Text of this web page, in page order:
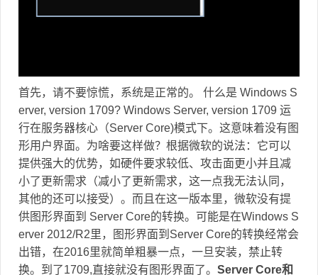
首先，请不要惊慌，系统是正常的。 什么是 Windows S
erver, version 1709? Windows Server, version 1709 运
行在服务器核心（Server Core)模式下。这意味着没有图
形用户界面。为啥要这样做？根据微软的说法：它可以
提供强大的优势，如硬件要求较低、攻击面更小并且减
小了更新需求（减小了更新需求，这一点我无法认同，
其他的还可以接受）。而且在这一版本里，微软没有提
供图形界面到 Server Core的转换。可能是在Windows S
erver 2012/R2里，图形界面到Server Core的转换经常会
出错，在2016里就简单粗暴一点，一旦安装，禁止转
换。到了1709,直接就没有图形界面了。 Server Core和